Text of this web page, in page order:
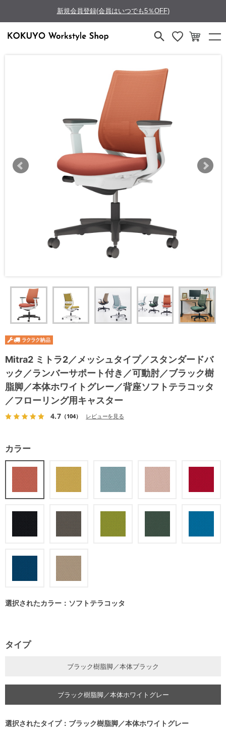
新規会員登録(会員はいつでも5％OFF)
Mitra2 ミトラ2／メッシュタイプ／スタンダードバ
ック／ランバーサポート付き／可動肘／ブラック樹
脂脚／本体ホワイトグレー／背座ソフトテラコッタ
／フローリング用キャスター
4.7（104） レビューを見る
カラー
選択されたカラー：ソフトテラコッタ
タイプ
ブラック樹脂脚／本体ブラック
ブラック樹脂脚／本体ホワイトグレー
選択されたタイプ：ブラック樹脂脚／本体ホワイトグレー